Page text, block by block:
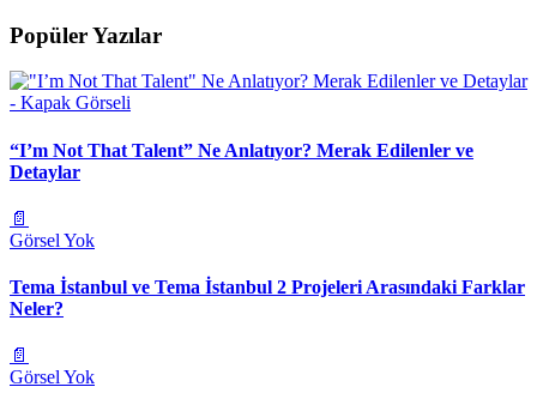
Popüler Yazılar
“I’m Not That Talent” Ne Anlatıyor? Merak Edilenler ve
Detaylar
📄
Görsel Yok
Tema İstanbul ve Tema İstanbul 2 Projeleri Arasındaki Farklar
Neler?
📄
Görsel Yok